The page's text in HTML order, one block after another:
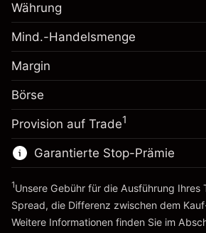
Anpassung der
Übernachtfinanzierung
fremdfinanzierten
Positionsgröße mit
~€5,000.00
Geld aus Hebelwirkung ~
Margin. Ihre Investition
Anpassung der
Gebühren aus
fremdfinanzierten
Positionswert
Positionsgröße mit
Geld aus Hebelwirkung ~
Währung
Mind.-Handelsmenge
Margin
Börse
Provision auf Trade1
Garantierte Stop-Prämie
1Unsere Gebühr für die Ausführung Ihres
Spread, die Differenz zwischen dem
Weitere Informationen finden Sie im